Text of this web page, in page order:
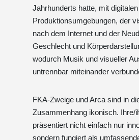
Jahrhunderts hatte, mit digitalen
Produktionsumgebungen, der
nach dem Internet und der
Geschlecht und
wodurch Musik und visueller
untrennbar miteinander
FKA-Zweige und Arca sind in
Zusammenhang ikonisch. Ihre/
präsentiert nicht einfach nur
sondern fungiert als